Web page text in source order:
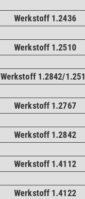
Werkstoff 1.2436
Werkstoff 1.2510
Werkstoff 1.2842/
Werkstoff 1.2767
Werkstoff 1.2842
Werkstoff 1.4112
Werkstoff 1.4122